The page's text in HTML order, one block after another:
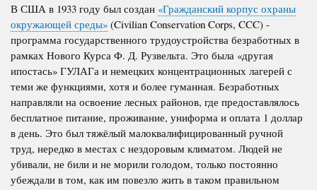
В США в 1933 году был создан «Гражданский корпус охраны
окружающей среды» (Civilian Conservation Corps, CCC) -
программа государственного трудоустройства безработных в
рамках Нового Курса Ф. Д. Рузвельта. Это была «другая
ипостась» ГУЛАГа и немецких концентрационных лагерей с
теми же функциями, хотя и более гуманная. Безработных
направляли на освоение лесных районов, где предоставлялось
бесплатное питание, проживание, униформа и оплата 1 доллар
в день. Это был тяжёлый малоквалифицированный ручной
труд, нередко в местах с нездоровым климатом. Людей не
убивали, не били и не морили голодом, только постоянно
убеждали в том, как им повезло жить в таком правильном